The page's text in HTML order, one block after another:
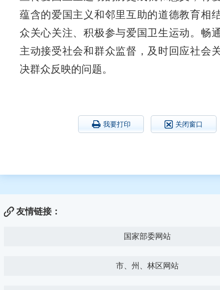
蕴含的爱国主义和邻里互助的道德教育相
众关心关注、积极参与爱国卫生运动。畅
主动接受社会和群众监督，及时回应社会
决群众反映的问题。
我要打印 关闭窗口
友情链接：
国家部委网站
市、州、林区网站